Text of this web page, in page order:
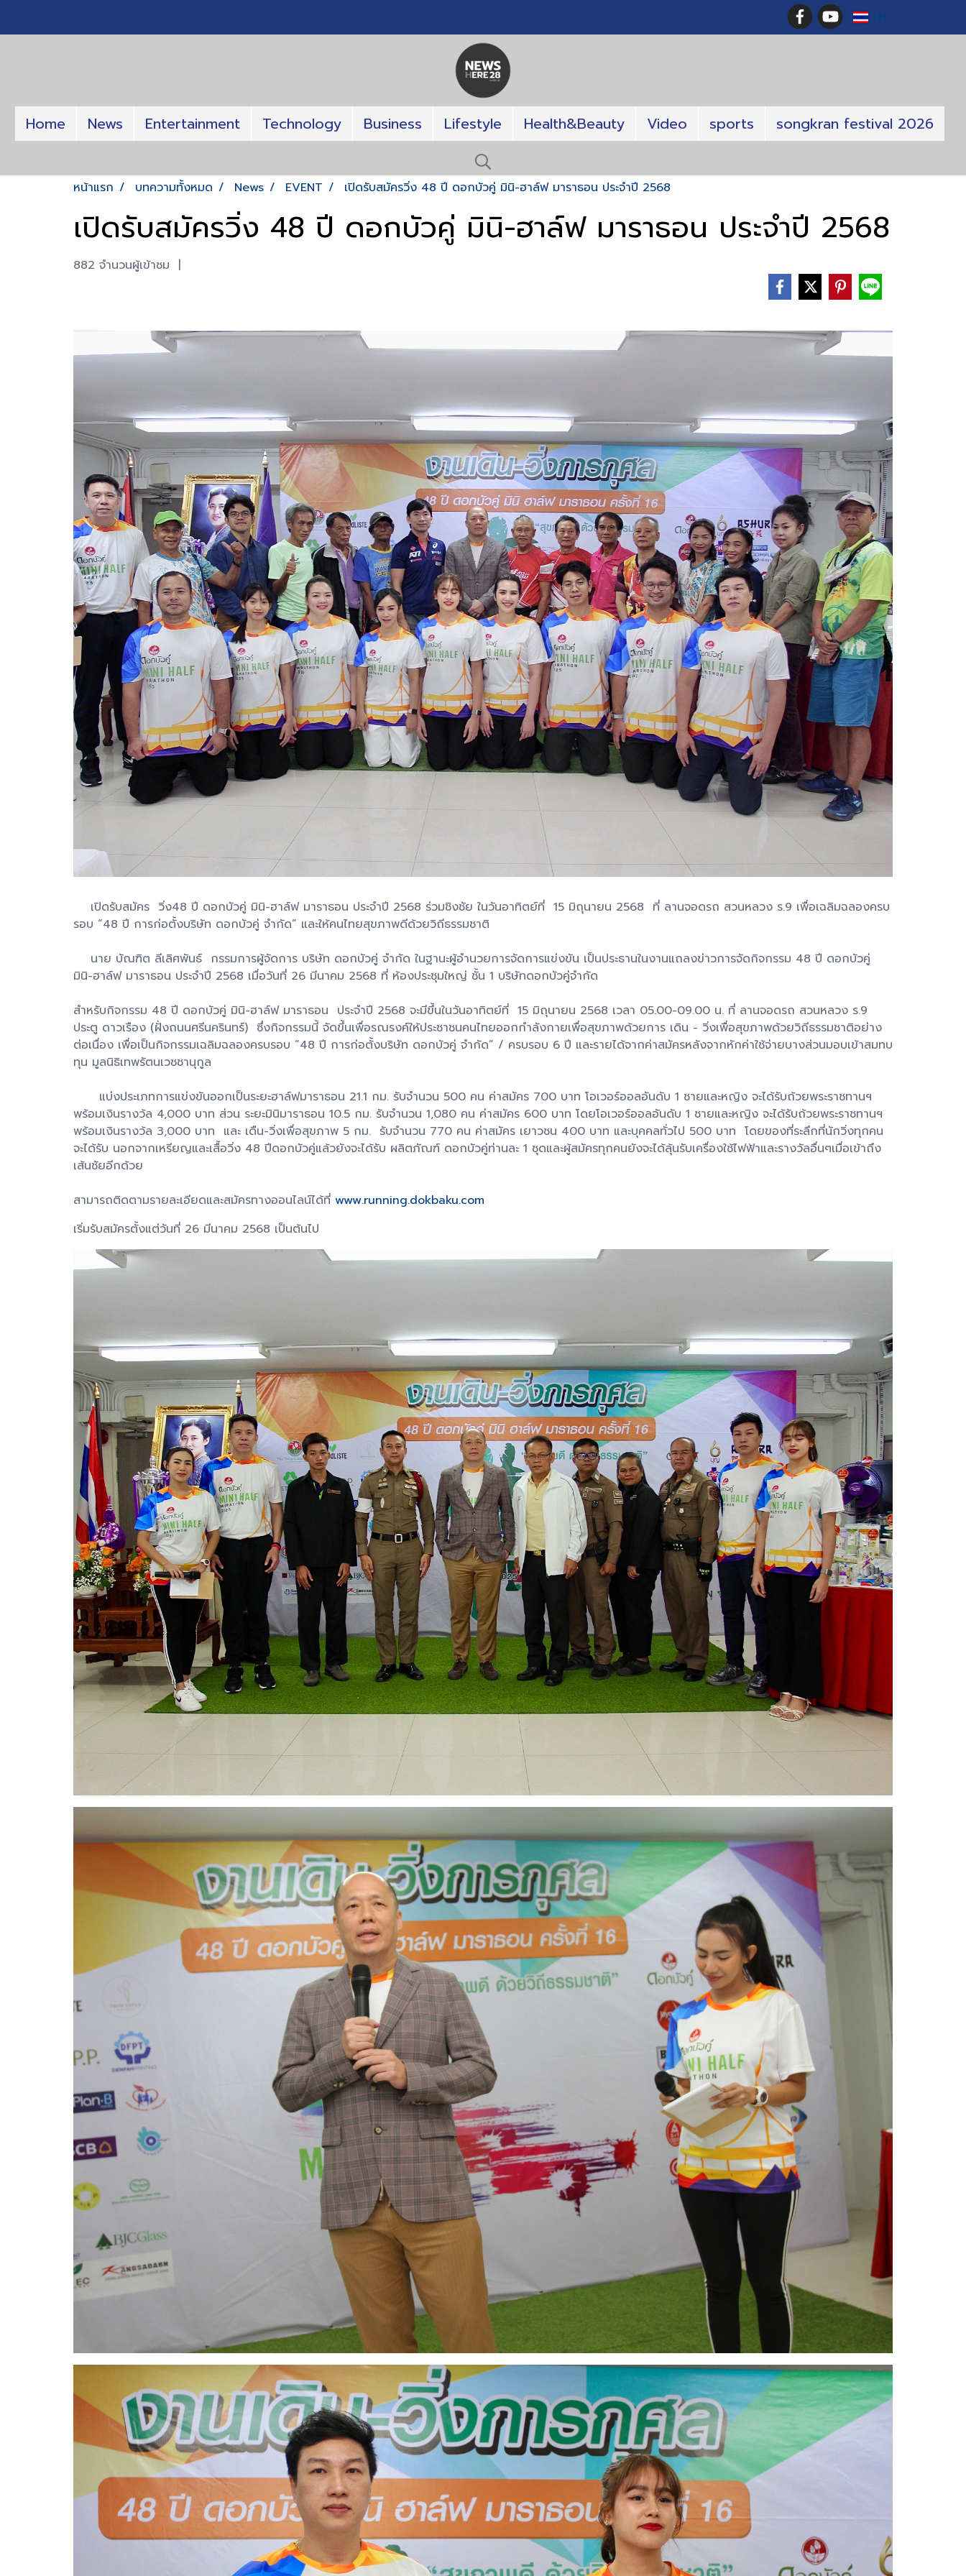
TH
Home News Entertainment Technology Business Lifestyle Health&Beauty Video sports songkran festival 2026
หน้าแรก บทความทั้งหมด News EVENT เปิดรับสมัครวิ่ง 48 ปี ดอกบัวคู่ มินิ-ฮาล์ฟ มาราธอน ประจำปี 2568
เปิดรับสมัครวิ่ง 48 ปี ดอกบัวคู่ มินิ-ฮาล์ฟ มาราธอน ประจำปี 2568
882 จำนวนผู้เข้าชม |
เปิดรับสมัคร วิ่ง48 ปี ดอกบัวคู่ มินิ-ฮาล์ฟ มาราธอน ประจำปี 2568 ร่วมชิงชัย ในวันอาทิตย์ที่ 15 มิถุนายน 2568 ที่ ลานจอดรถ สวนหลวง ร.9 เพื่อเฉลิมฉลองครบ
รอบ “48 ปี การก่อตั้งบริษัท ดอกบัวคู่ จํากัด” และให้คนไทยสุขภาพดีด้วยวิถีธรรมชาติ
นาย บัณฑิต ลีเลิศพันธ์ กรรมการผู้จัดการ บริษัท ดอกบัวคู่ จำกัด ในฐานะผู้อำนวยการจัดการแข่งขัน เป็นประธานในงานแถลงข่าวการจัดกิจกรรม 48 ปี ดอกบัวคู่
มินิ-ฮาล์ฟ มาราธอน ประจำปี 2568 เมื่อวันที่ 26 มีนาคม 2568 ที่ ห้องประชุมใหญ่ ชั้น 1 บริษัทดอกบัวคู่จำกัด
สำหรับกิจกรรม 48 ปี ดอกบัวคู่ มินิ-ฮาล์ฟ มาราธอน ประจำปี 2568 จะมีขึ้นในวันอาทิตย์ที่ 15 มิถุนายน 2568 เวลา 05.00-09.00 น. ที่ ลานจอดรถ สวนหลวง ร.9
ประตู ดาวเรือง (ฝั่งถนนศรีนครินทร์) ซึ่งกิจกรรมนี้ จัดขึ้นเพื่อรณรงค์ให้ประชาชนคนไทยออกกําลังกายเพื่อสุขภาพด้วยการ เดิน - วิ่งเพื่อสุขภาพด้วยวิถีธรรมชาติอย่าง
ต่อเนื่อง เพื่อเป็นกิจกรรมเฉลิมฉลองครบรอบ “48 ปี การก่อตั้งบริษัท ดอกบัวคู่ จํากัด” / ครบรอบ 6 ปี และรายได้จากค่าสมัครหลังจากหักค่าใช้จ่ายบางส่วนมอบเข้าสมทบ
ทุน มูลนิธิเทพรัตนเวชชานุกูล
แบ่งประเภทการแข่งขันออกเป็นระยะฮาล์ฟมาราธอน 21.1 กม. รับจำนวน 500 คน ค่าสมัคร 700 บาท โอเวอร์ออลอันดับ 1 ชายและหญิง จะได้รับถ้วยพระราชทานฯ
พร้อมเงินรางว้ล 4,000 บาท ส่วน ระยะมินิมาราธอน 10.5 กม. รับจำนวน 1,080 คน ค่าสมัคร 600 บาท โดยโอเวอร์ออลอันดับ 1 ชายและหญิง จะได้รับถ้วยพระราชทานฯ
พร้อมเงินรางว้ล 3,000 บาท และ เดืน-วิ่งเพื่อสุขภาพ 5 กม. รับจำนวน 770 คน ค่าสมัคร เยาวชน 400 บาท และบุคคลทั่วไป 500 บาท โดยของที่ระลึกที่นักวิ่งทุกคน
จะได้รับ นอกจากเหรียญและเสื้อวิ่ง 48 ปีดอกบัวคู่แล้วยังจะได้รับ ผลิตภัณฑ์ ดอกบัวคู่ท่านละ 1 ชุดและผู้สมัครทุกคนยังจะได้ลุ้นรับเครื่องใช้ไฟฟ้าและรางวัลอื่นๆเมื่อเข้าถึง
เส้นชัยอีกด้วย
สามารถติดตามรายละเอียดและสมัครทางออนไลน์ได้ที่ www.running.dokbaku.com
เริ่มรับสมัครตั้งแต่วันที่ 26 มีนาคม 2568 เป็นต้นไป